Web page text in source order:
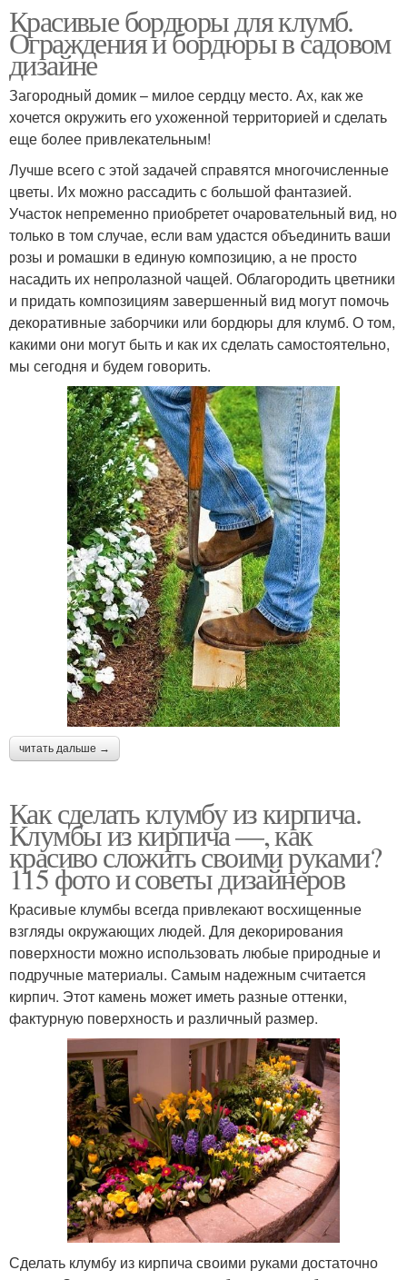
Красивые бордюры для клумб.
Ограждения и бордюры в садовом
дизайне
Загородный домик – милое сердцу место. Ах, как же
хочется окружить его ухоженной территорией и сделать
еще более привлекательным!
Лучше всего с этой задачей справятся многочисленные
цветы. Их можно рассадить с большой фантазией.
Участок непременно приобретет очаровательный вид, но
только в том случае, если вам удастся объединить ваши
розы и ромашки в единую композицию, а не просто
насадить их непролазной чащей. Облагородить цветники
и придать композициям завершенный вид могут помочь
декоративные заборчики или бордюры для клумб. О том,
какими они могут быть и как их сделать самостоятельно,
мы сегодня и будем говорить.
читать дальше →
Как сделать клумбу из кирпича.
Клумбы из кирпича —, как
красиво сложить своими руками?
115 фото и советы дизайнеров
Красивые клумбы всегда привлекают восхищенные
взгляды окружающих людей. Для декорирования
поверхности можно использовать любые природные и
подручные материалы. Самым надежным считается
кирпич. Этот камень может иметь разные оттенки,
фактурную поверхность и различный размер.
Сделать клумбу из кирпича своими руками достаточно